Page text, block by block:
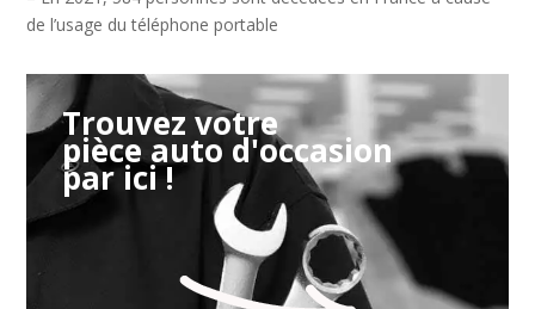
de l’usage du téléphone portable
Trouvez votre
pièce auto d'occasion
par ici !